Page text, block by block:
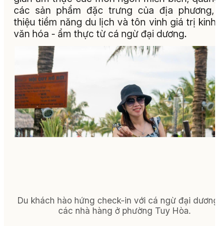
các sản phẩm đặc trưng của địa phương,
thiệu tiềm năng du lịch và tôn vinh giá trị
văn hóa - ẩm thực từ cá ngừ đại dương.
Du khách hào hứng check-in với cá ngừ đại
các nhà hàng ở phường Tuy Hòa.